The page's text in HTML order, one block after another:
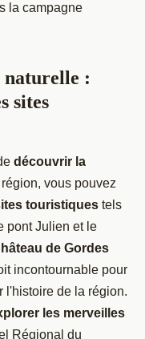
la campagne
naturelle :
sites
découvrir la
vous pouvez
touristiques tels
pont Julien et le
de Gordes
incontournable pour
l'histoire de la région.
les merveilles
Régional du